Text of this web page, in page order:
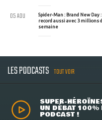
Spider-Man : Brand New Day
record aussi avec 3
semaine
05 AOU
LES PODCASTS TOUT VOIR
SUPER-
UN DÉBAT 100%
PODCAST !